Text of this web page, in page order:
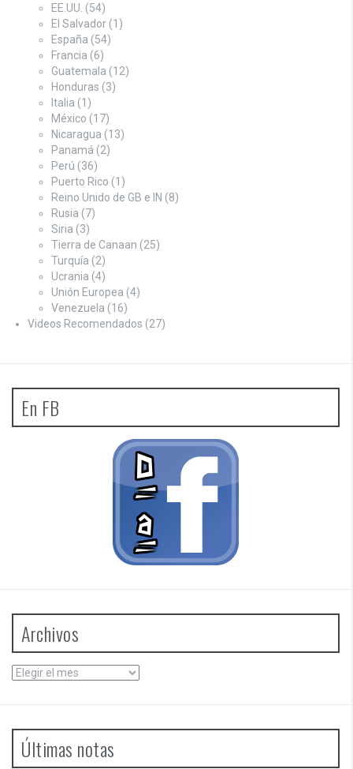
EE.UU. (54)
El Salvador (1)
España (54)
Francia (6)
Guatemala (12)
Honduras (3)
Italia (1)
México (17)
Nicaragua (13)
Panamá (2)
Perú (36)
Puerto Rico (1)
Reino Unido de GB e IN (8)
Rusia (7)
Siria (3)
Tierra de Canaan (25)
Turquía (2)
Ucrania (4)
Unión Europea (4)
Venezuela (16)
Videos Recomendados (27)
En FB
Archivos
Archivos
Últimas notas